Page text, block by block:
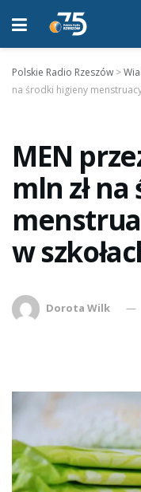
Polskie Radio Rzeszów >
na środki higieny
MEN
mln zł
w
Dorota Wilk